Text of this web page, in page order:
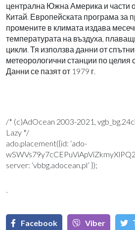
централна Южна Америка и части
Китай. Европейската програма за
промените в климата издава
температурата на въздуха,
цикли. Тя използва данни от
метеорологични станции по целия
Данни се пазят от 1979 г.
/* (c)AdOcean 2003-2021,
Lazy */
ado.placement({id: ‘ado-
server: ‘vbbg.adocean.pl’ });
`
Facebook Viber